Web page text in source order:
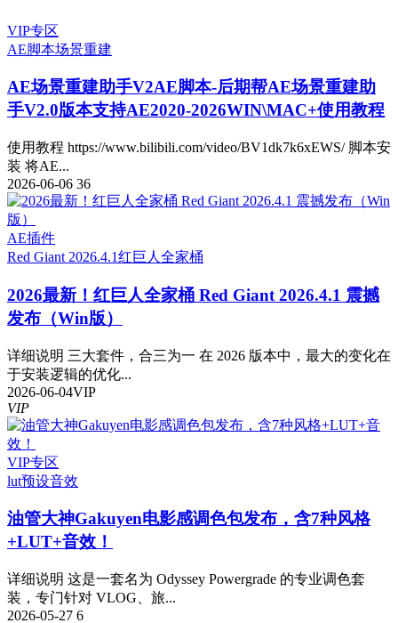
VIP专区
AE脚本场景重建
AE场景重建助手V2AE脚本-后期帮AE场景重建助
手V2.0版本支持AE2020-2026WIN\MAC+使用教程
使用教程 https://www.bilibili.com/video/BV1dk7k6xEWS/ 脚本安
装 将AE...
2026-06-06 36
AE插件
Red Giant 2026.4.1红巨人全家桶
2026最新！红巨人全家桶 Red Giant 2026.4.1 震撼
发布（Win版）
详细说明 三大套件，合三为一 在 2026 版本中，最大的变化在
于安装逻辑的优化...
2026-06-04VIP
VIP
VIP专区
lut预设音效
油管大神Gakuyen电影感调色包发布，含7种风格
+LUT+音效！
详细说明 这是一套名为 Odyssey Powergrade 的专业调色套
装，专门针对 VLOG、旅...
2026-05-27 6